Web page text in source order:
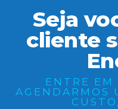
Seja
cliente
ENTRE EM
AGENDARMOS